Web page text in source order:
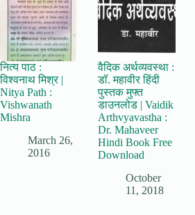
नित्य पाठ :
विश्वनाथ मिश्र |
Nitya Path :
Vishwanath
Mishra
March 26,
2016
वैदिक अर्थव्यवस्था :
डॉ. महावीर हिंदी
पुस्तक मुफ्त
डाउनलोड | Vaidik
Arthvyavastha :
Dr. Mahaveer
Hindi Book Free
Download
October
11, 2018